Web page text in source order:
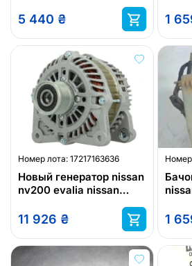
5 440 ₴ 1
Номер лота: 17217163636
Новый генератор nissan
nv200 evalia nissan
note 05
11 926 ₴ 1